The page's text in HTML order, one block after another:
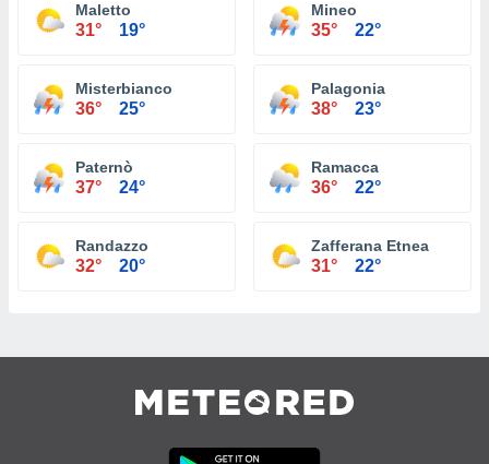
Maletto
31° 19°
Mineo
35° 22°
Misterbianco
36° 25°
Palagonia
38° 23°
Paternò
37° 24°
Ramacca
36° 22°
Randazzo
32° 20°
Zafferana Etnea
31° 22°